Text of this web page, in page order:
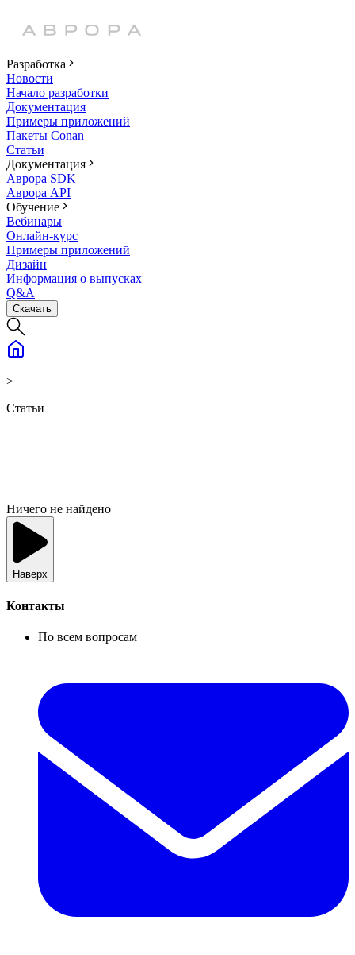
Разработка
Новости
Начало разработки
Документация
Примеры приложений
Пакеты Conan
Статьи
Документация
Аврора SDK
Аврора API
Обучение
Вебинары
Онлайн-курс
Примеры приложений
Дизайн
Информация о выпусках
Q&A
Скачать
>
Статьи
Ничего не найдено
Наверх
Контакты
По всем вопросам